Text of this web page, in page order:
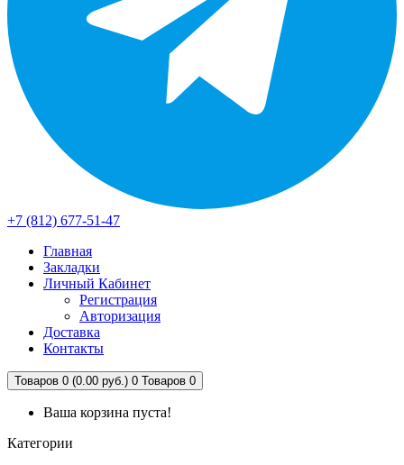
+7 (812) 677-51-47
Главная
Закладки
Личный Кабинет
Регистрация
Авторизация
Доставка
Контакты
Товаров 0 (0.00 руб.) 0 Товаров 0
Ваша корзина пуста!
Категории